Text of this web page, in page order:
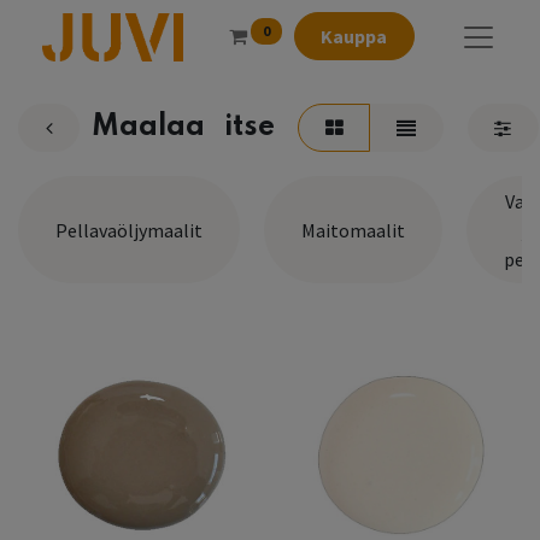
0 Kauppa
Maalaa⠀itse
Pellavaöljymaalit Maitomaalit